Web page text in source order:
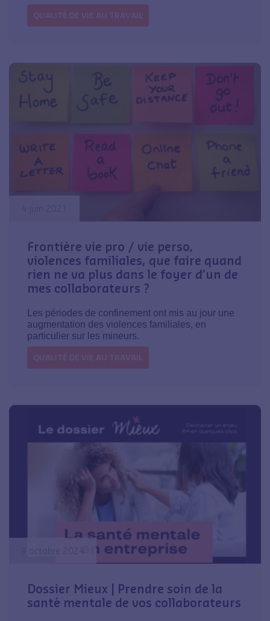
QUALITÉ DE VIE AU TRAVAIL
Frontière vie pro / vie perso,
violences familiales, que faire quand
rien ne va plus dans le foyer d’un de
mes collaborateurs ?
Les périodes de confinement ont mis au jour une
augmentation des violences familiales, en
particulier sur les mineurs.
QUALITÉ DE VIE AU TRAVAIL
9 octobre 2024
Dossier Mieux | Prendre soin de la
santé mentale de vos collaborateurs